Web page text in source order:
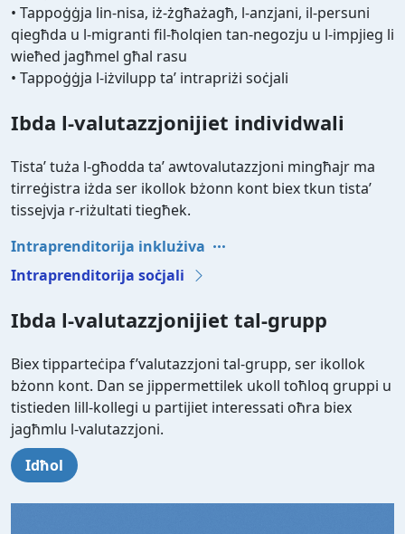
• Tappoġġja lin-nisa, iż-żgħażagħ, l-anzjani, il-persuni
qiegħda u l-migranti fil-ħolqien tan-negozju u l-impjieg li
wieħed jagħmel għal rasu
• Tappoġġja l-iżvilupp ta’ intrapriżi soċjali
Ibda l-valutazzjonijiet individwali
Tista’ tuża l-għodda ta’ awtovalutazzjoni mingħajr ma
tirreġistra iżda ser ikollok bżonn kont biex tkun tista’
tissejvja r-riżultati tiegħek.
Intraprenditorija inklużiva
Intraprenditorija soċjali
Ibda l-valutazzjonijiet tal-grupp
Biex tipparteċipa f’valutazzjoni tal-grupp, ser ikollok
bżonn kont. Dan se jippermettilek ukoll toħloq gruppi u
tistieden lill-kollegi u partijiet interessati oħra biex
jagħmlu l-valutazzjoni.
Idħol